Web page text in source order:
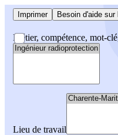
Imprimer Besoin d'aide
Métier, compétence, mot-
Lieu de travail